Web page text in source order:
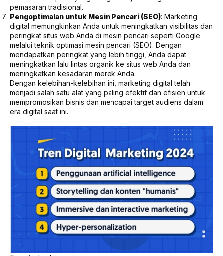
pemasaran tradisional.
Pengoptimalan untuk Mesin Pencari (SEO): Marketing
digital memungkinkan Anda untuk meningkatkan visibilitas dan
peringkat situs web Anda di mesin pencari seperti Google
melalui teknik optimasi mesin pencari (SEO). Dengan
mendapatkan peringkat yang lebih tinggi, Anda dapat
meningkatkan lalu lintas organik ke situs web Anda dan
meningkatkan kesadaran merek Anda.
Dengan kelebihan-kelebihan ini, marketing digital telah
menjadi salah satu alat yang paling efektif dan efisien untuk
mempromosikan bisnis dan mencapai target audiens dalam
era digital saat ini.